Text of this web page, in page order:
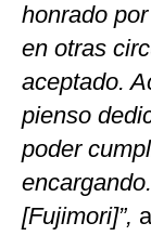
honrado
en otras
aceptado.
pienso
poder
[Fujimori]”,